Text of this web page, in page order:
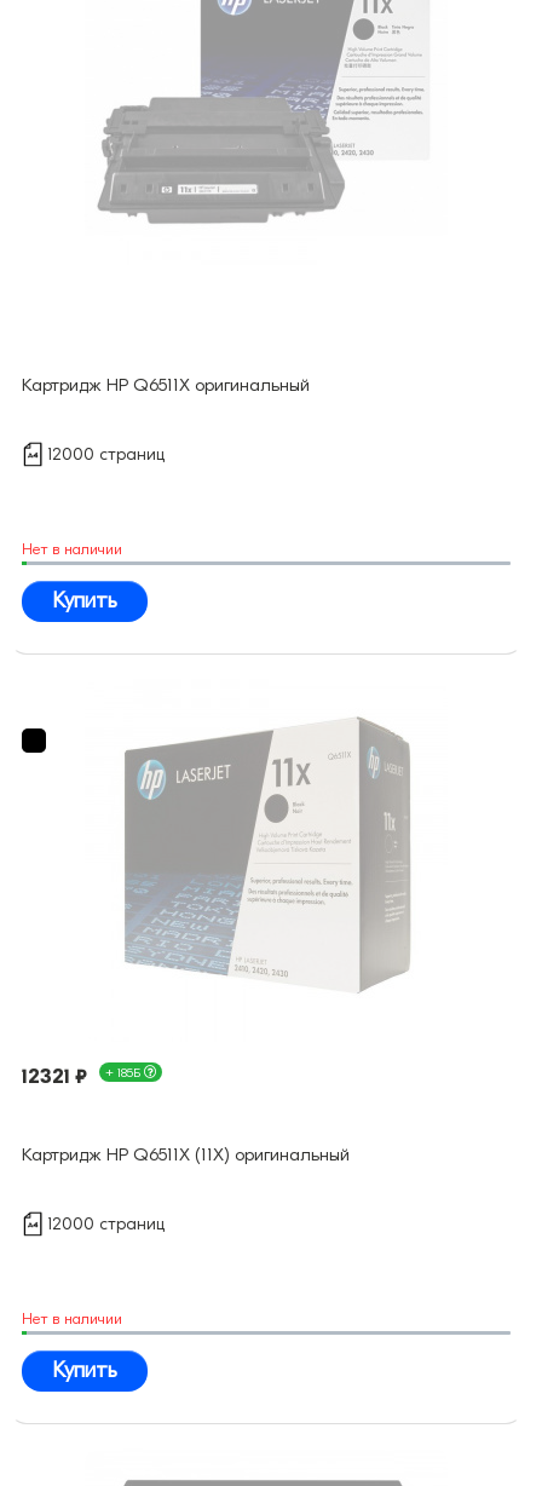
Картридж HP Q6511X оригинальный
12000 страниц
Нет в наличии
Купить
12321 ₽ + 185Б
Картридж HP Q6511X (11X) оригинальный
12000 страниц
Нет в наличии
Купить